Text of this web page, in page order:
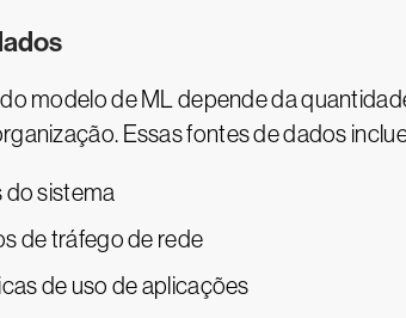
modelo de ML depende da
Essas fontes de dados
do sistema
de tráfego de rede
de uso de aplicações